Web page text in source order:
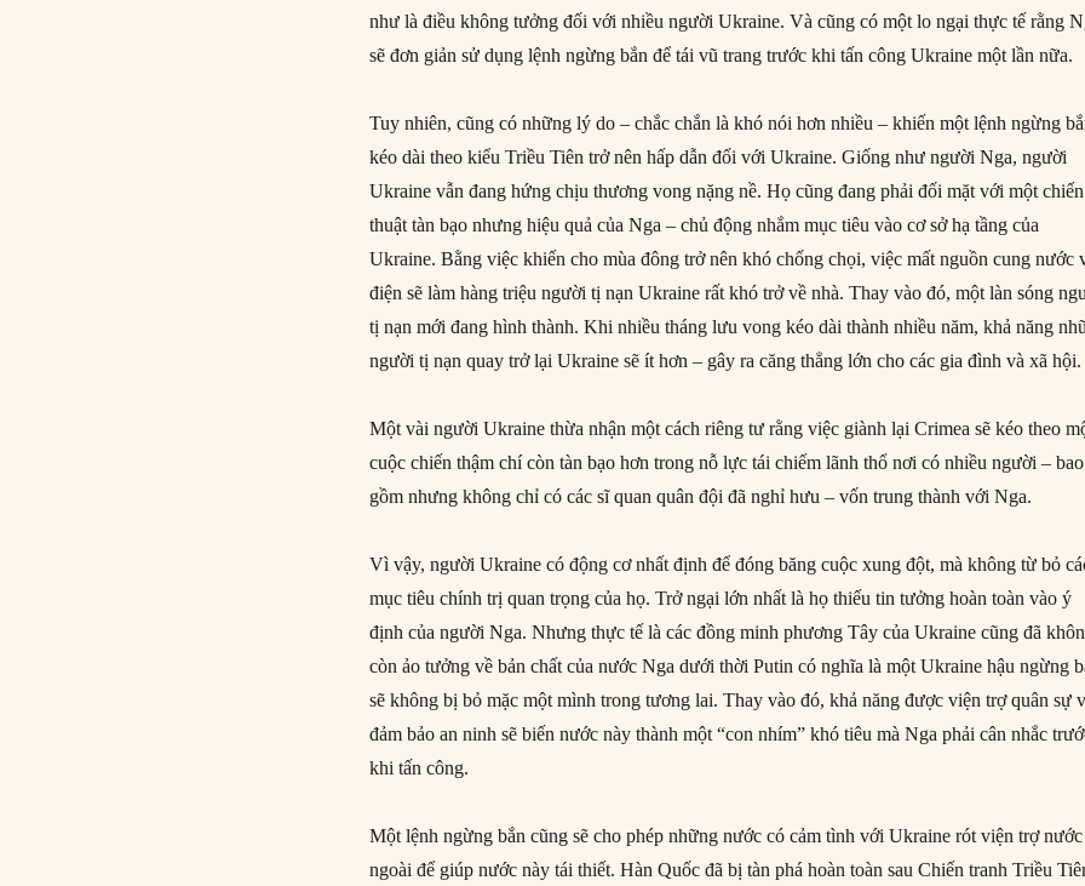
như là điều không tưởng đối với nhiều người Ukraine. Và cũng có một lo ngại thực tế rằng
sẽ đơn giản sử dụng lệnh ngừng bắn để tái vũ trang trước khi tấn công Ukraine một lần nữa.
Tuy nhiên, cũng có những lý do – chắc chắn là khó nói hơn nhiều – khiến một lệnh ngừng
kéo dài theo kiểu Triều Tiên trở nên hấp dẫn đối với Ukraine. Giống như người Nga, người
Ukraine vẫn đang hứng chịu thương vong nặng nề. Họ cũng đang phải đối mặt với một chiến
thuật tàn bạo nhưng hiệu quả của Nga – chủ động nhắm mục tiêu vào cơ sở hạ tầng của
Ukraine. Bằng việc khiến cho mùa đông trở nên khó chống chọi, việc mất nguồn cung nước
điện sẽ làm hàng triệu người tị nạn Ukraine rất khó trở về nhà. Thay vào đó, một làn sóng
tị nạn mới đang hình thành. Khi nhiều tháng lưu vong kéo dài thành nhiều năm, khả năng
người tị nạn quay trở lại Ukraine sẽ ít hơn – gây ra căng thẳng lớn cho các gia đình và xã hội.
Một vài người Ukraine thừa nhận một cách riêng tư rằng việc giành lại Crimea sẽ kéo theo
cuộc chiến thậm chí còn tàn bạo hơn trong nỗ lực tái chiếm lãnh thổ nơi có nhiều người – bao
gồm nhưng không chỉ có các sĩ quan quân đội đã nghỉ hưu – vốn trung thành với Nga.
Vì vậy, người Ukraine có động cơ nhất định để đóng băng cuộc xung đột, mà không từ bỏ
mục tiêu chính trị quan trọng của họ. Trở ngại lớn nhất là họ thiếu tin tưởng hoàn toàn vào ý
định của người Nga. Nhưng thực tế là các đồng minh phương Tây của Ukraine cũng đã
còn ảo tưởng về bản chất của nước Nga dưới thời Putin có nghĩa là một Ukraine hậu ngừng
sẽ không bị bỏ mặc một mình trong tương lai. Thay vào đó, khả năng được viện trợ quân sự
đảm bảo an ninh sẽ biến nước này thành một “con nhím” khó tiêu mà Nga phải cân nhắc
khi tấn công.
Một lệnh ngừng bắn cũng sẽ cho phép những nước có cảm tình với Ukraine rót viện trợ nước
ngoài để giúp nước này tái thiết. Hàn Quốc đã bị tàn phá hoàn toàn sau Chiến tranh Triều